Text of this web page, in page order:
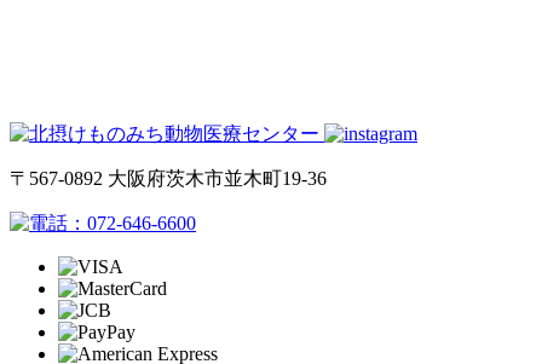
〒567-0892 大阪府茨木市並木町19-36
072-646-6600